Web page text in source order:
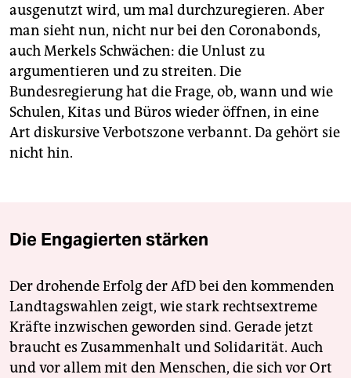
ausgenutzt wird, um mal durchzuregieren. Aber
man sieht nun, nicht nur bei den Coronabonds,
auch Merkels Schwächen: die Unlust zu
argumentieren und zu streiten. Die
Bundesregierung hat die Frage, ob, wann und wie
Schulen, Kitas und Büros wieder öffnen, in eine
Art diskursive Verbotszone verbannt. Da gehört sie
nicht hin.
Die Engagierten stärken
Der drohende Erfolg der AfD bei den kommenden
Landtagswahlen zeigt, wie stark rechtsextreme
Kräfte inzwischen geworden sind. Gerade jetzt
braucht es Zusammenhalt und Solidarität. Auch
und vor allem mit den Menschen, die sich vor Ort